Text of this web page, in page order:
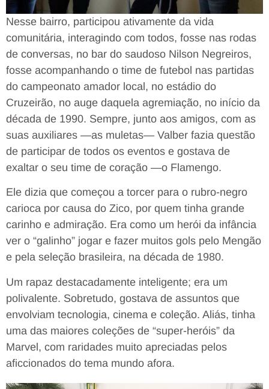
Nesse bairro, participou ativamente da vida
comunitária, interagindo com todos, fosse nas rodas
de conversas, no bar do saudoso Nilson Negreiros,
fosse acompanhando o time de futebol nas partidas
do campeonato amador local, no estádio do
Cruzeirão, no auge daquela agremiação, no início da
década de 1990. Sempre, junto aos amigos, com as
suas auxiliares —as muletas— Valber fazia questão
de participar de todos os eventos e gostava de
exaltar o seu time de coração —o Flamengo.
Ele dizia que começou a torcer para o rubro-negro
carioca por causa do Zico, por quem tinha grande
carinho e admiração. Era como um herói da infância
ver o “galinho” jogar e fazer muitos gols pelo Mengão
e pela seleção brasileira, na década de 1980.
Um rapaz destacadamente inteligente; era um
polivalente. Sobretudo, gostava de assuntos que
envolviam tecnologia, cinema e coleção. Aliás, tinha
uma das maiores coleções de “super-heróis” da
Marvel, com raridades muito apreciadas pelos
aficcionados do tema mundo afora.